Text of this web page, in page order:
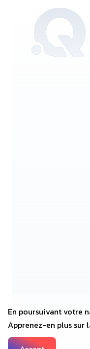
En poursuivant votre
Apprenez-en plus sur